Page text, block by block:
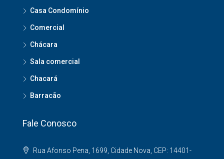
Casa Condomínio
Comercial
Chácara
Sala comercial
Chacará
Barracão
Fale Conosco
Rua Afonso Pena, 1699, Cidade Nova, CEP: 14401-